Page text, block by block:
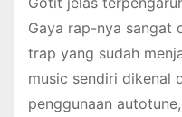
Gaya rap-nya sangat
trap yang sudah
music sendiri dikenal
penggunaan